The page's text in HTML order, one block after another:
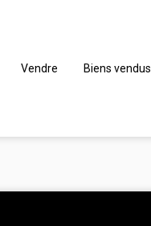
Vendre Biens vendus